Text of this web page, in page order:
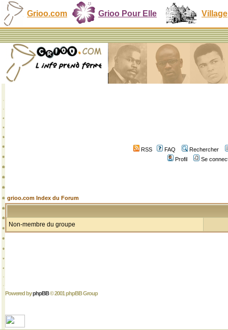
Grioo.com Grioo Pour Elle Village
RSS FAQ
Rechercher
Profil
Se
grioo.com Index du Forum
Non-membre du groupe
Powered byphpBB© 2001 phpBB Group